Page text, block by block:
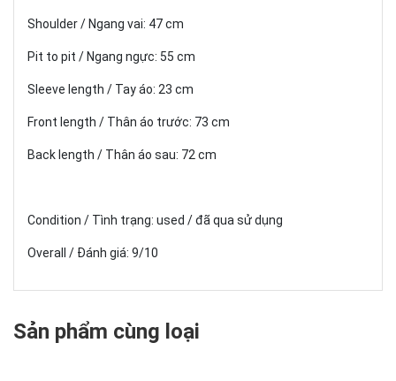
Shoulder / Ngang vai: 47 cm
Pit to pit / Ngang ngực: 55 cm
Sleeve length / Tay áo: 23 cm
Front length / Thân áo trước: 73 cm
Back length / Thân áo sau: 72 cm
Condition / Tình trạng: used / đã qua sử dụng
Overall / Đánh giá: 9/10
Sản phẩm cùng loại